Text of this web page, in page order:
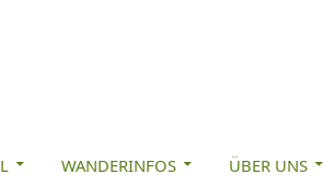
WANDERINFOS ÜBER UNS